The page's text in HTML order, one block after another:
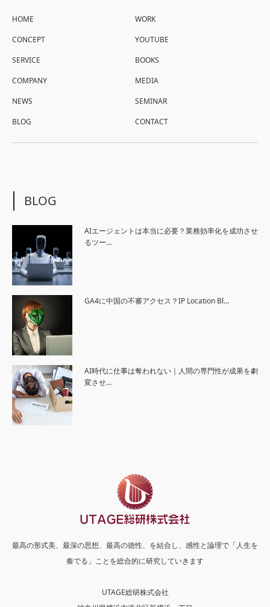
HOME
CONCEPT
SERVICE
COMPANY
NEWS
BLOG
WORK
YOUTUBE
BOOKS
MEDIA
SEMINAR
CONTACT
BLOG
AIエージェントは本当に必要？業務効率化を成功させ
るツー…
GA4に中国の不審アクセス？IP Location Bl…
AI時代に仕事は奪われない｜人間の専門性が成果を劇
変させ…
最高の形式美、最深の思想、最高の徳性、を結合し、感性と論理で「人生を
奏でる」ことを総合的に研究していきます
UTAGE総研株式会社